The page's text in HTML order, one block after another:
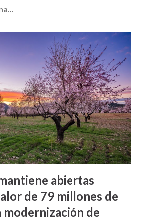
abiertas
de 79 millones de
modernización de